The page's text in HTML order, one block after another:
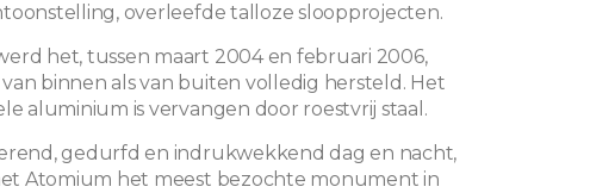
overleefde talloze sloopprojecten.
het, tussen maart 2004 en februari 2006,
binnen als van buiten volledig hersteld. Het
aluminium is vervangen door roestvrij staal.
gedurfd en indrukwekkend dag en nacht,
Atomium het meest bezochte monument in